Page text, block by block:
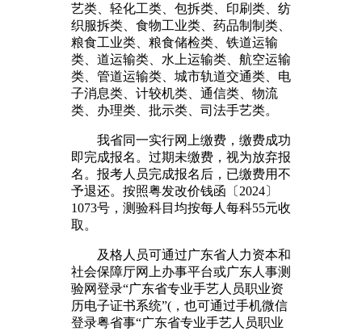
艺类、轻化工类、包拆类、印刷类、纺
织服拆类、食物工业类、药品制制类、
粮食工业类、粮食储检类、铁道运输
类、道运输类、水上运输类、航空运输
类、管道运输类、城市轨道交通类、电
子消息类、计较机类、通信类、物流
类、办理类、批示类、司法手艺类。
我省同一实行网上缴费，缴费成功
即完成报名。过期未缴费，视为放弃报
名。报考人员完成报名后，已缴费用不
予退还。按照粤发改价钱函〔2024〕
1073号，测验科目均按每人每科55元收
取。
及格人员可通过广东省人力资本和
社会保障厅网上办事平台或广东人事测
验网登录“广东省专业手艺人员职业资
历电子证书系统”(，也可通过手机微信
登录粤省事“广东省专业手艺人员职业